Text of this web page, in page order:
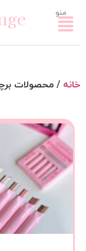
منو
خانه / محصولات